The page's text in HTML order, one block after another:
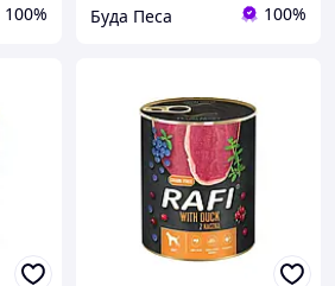
100% Буда Песа 100%